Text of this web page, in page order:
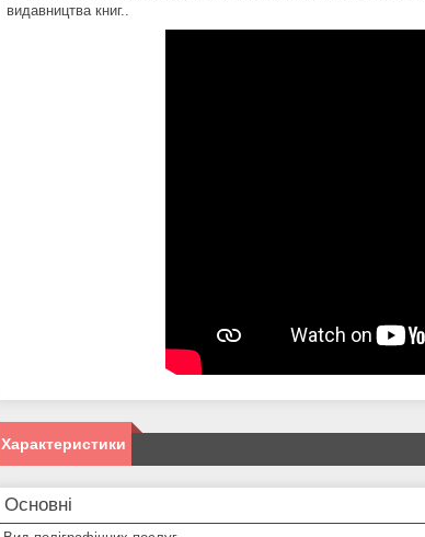
видавництва книг..
Характеристики
Основні